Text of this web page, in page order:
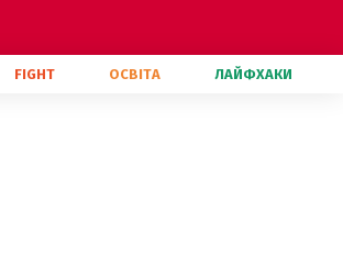
FIGHT ОСВІТА ЛАЙФХАКИ